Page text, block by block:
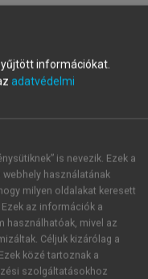
tisztázása:
(mutuum
és letéti
információkat.
adatvédelmi
is nevezik. Ezek a
használatának
milyen oldalakat keresett
az információk a
használhatóak, mivel az
Céljuk kizárólag a
közé tartoznak a
szolgáltatásokhoz